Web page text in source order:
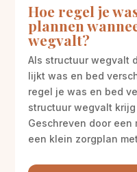
Hoe regel je
plannen
wegvalt?
Als structuur wegvalt
lijkt was en bed
regel je was en bed
structuur wegvalt
Geschreven door een
een klein zorgplan